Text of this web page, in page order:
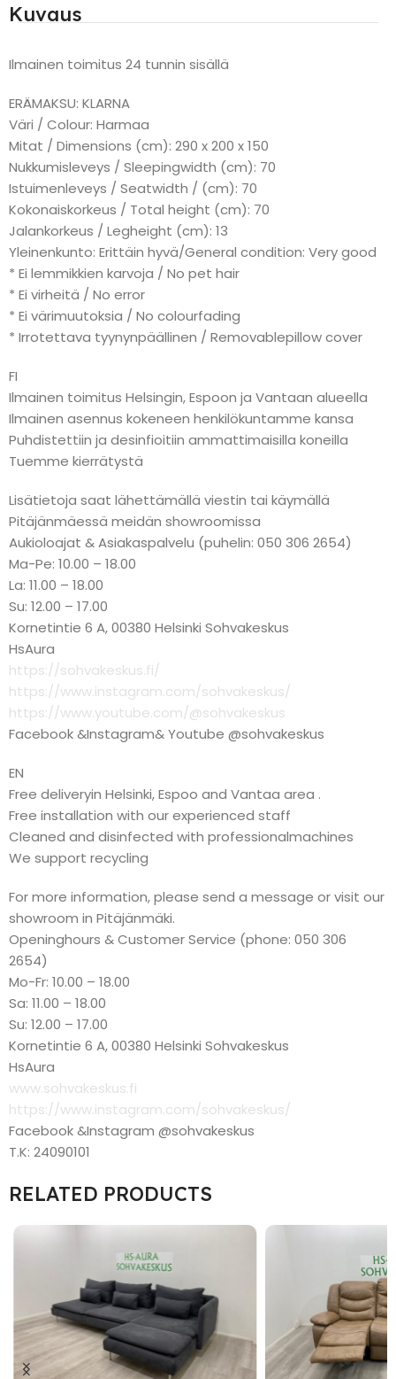
Kuvaus
Ilmainen toimitus 24 tunnin sisällä
ERÄMAKSU: KLARNA
Väri / Colour: Harmaa
Mitat / Dimensions (cm): 290 x 200 x 150
Nukkumisleveys / Sleepingwidth (cm): 70
Istuimenleveys / Seatwidth / (cm): 70
Kokonaiskorkeus / Total height (cm): 70
Jalankorkeus / Legheight (cm): 13
Yleinenkunto: Erittäin hyvä/General condition: Very good
* Ei lemmikkien karvoja / No pet hair
* Ei virheitä / No error
* Ei värimuutoksia / No colourfading
* Irrotettava tyynynpäällinen / Removablepillow cover
FI
Ilmainen toimitus Helsingin, Espoon ja Vantaan alueella
Ilmainen asennus kokeneen henkilökuntamme kansa
Puhdistettiin ja desinfioitiin ammattimaisilla koneilla
Tuemme kierrätystä
Lisätietoja saat lähettämällä viestin tai käymällä
Pitäjänmäessä meidän showroomissa
Aukioloajat & Asiakaspalvelu (puhelin: 050 306 2654)
Ma-Pe: 10.00 – 18.00
La: 11.00 – 18.00
Su: 12.00 – 17.00
Kornetintie 6 A, 00380 Helsinki Sohvakeskus
HsAura
https://sohvakeskus.fi/
https://www.instagram.com/sohvakeskus/
https://www.youtube.com/@sohvakeskus
Facebook &Instagram& Youtube @sohvakeskus
EN
Free deliveryin Helsinki, Espoo and Vantaa area .
Free installation with our experienced staff
Cleaned and disinfected with professionalmachines
We support recycling
For more information, please send a message or visit our
showroom in Pitäjänmäki.
Openinghours & Customer Service (phone: 050 306
2654)
Mo-Fr: 10.00 – 18.00
Sa: 11.00 – 18.00
Su: 12.00 – 17.00
Kornetintie 6 A, 00380 Helsinki Sohvakeskus
HsAura
www.sohvakeskus.fi
https://www.instagram.com/sohvakeskus/
Facebook &Instagram @sohvakeskus
T.K: 24090101
RELATED PRODUCTS